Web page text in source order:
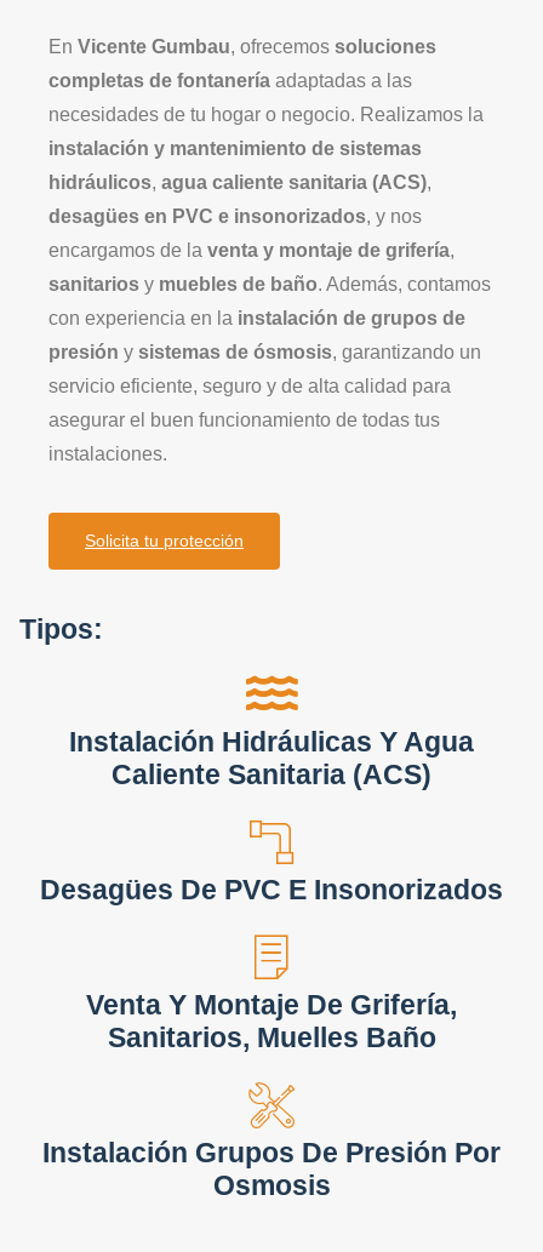
En Vicente Gumbau, ofrecemos soluciones
completas de fontanería adaptadas a las
necesidades de tu hogar o negocio. Realizamos la
instalación y mantenimiento de sistemas
hidráulicos, agua caliente sanitaria (ACS),
desagües en PVC e insonorizados, y nos
encargamos de la venta y montaje de grifería,
sanitarios y muebles de baño. Además, contamos
con experiencia en la instalación de grupos de
presión y sistemas de ósmosis, garantizando un
servicio eficiente, seguro y de alta calidad para
asegurar el buen funcionamiento de todas tus
instalaciones.
Solicita tu protección
Tipos:
Instalación Hidráulicas Y Agua
Caliente Sanitaria (ACS)
Desagües De PVC E Insonorizados
Venta Y Montaje De Grifería,
Sanitarios, Muelles Baño
Instalación Grupos De Presión Por
Osmosis